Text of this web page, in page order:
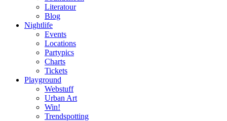
Literatour
Blog
Nightlife
Events
Locations
Partypics
Charts
Tickets
Playground
Webstuff
Urban Art
Win!
Trendspotting